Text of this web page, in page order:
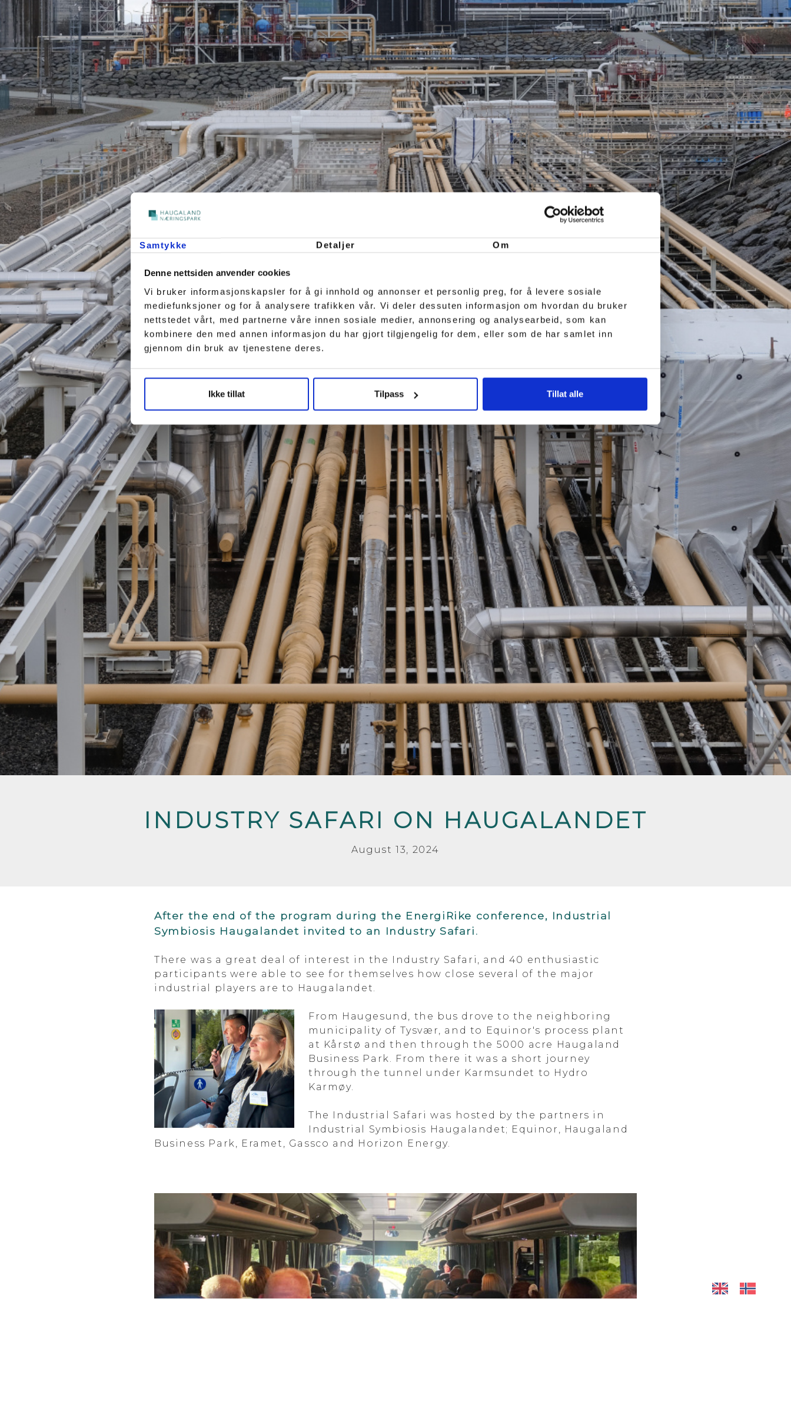
Samtykke Detaljer Om
Denne nettsiden anvender cookies
Vi bruker informasjonskapsler for å gi innhold og annonser et personlig preg, for å levere sosiale
mediefunksjoner og for å analysere trafikken vår. Vi deler dessuten informasjon om hvordan du bruker
nettstedet vårt, med partnerne våre innen sosiale medier, annonsering og analysearbeid, som kan
kombinere den med annen informasjon du har gjort tilgjengelig for dem, eller som de har samlet inn
gjennom din bruk av tjenestene deres.
Ikke tillat Tilpass Tillat alle
INDUSTRY SAFARI ON HAUGALANDET
August 13, 2024
After the end of the program during the EnergiRike conference, Industrial
Symbiosis Haugalandet invited to an Industry Safari.
There was a great deal of interest in the Industry Safari, and 40 enthusiastic
participants were able to see for themselves how close several of the major
industrial players are to Haugalandet.
From Haugesund, the bus drove to the neighboring
municipality of Tysvær, and to Equinor's process plant
at Kårstø and then through the 5000 acre Haugaland
Business Park. From there it was a short journey
through the tunnel under Karmsundet to Hydro
Karmøy.
The Industrial Safari was hosted by the partners in
Industrial Symbiosis Haugalandet; Equinor, Haugaland
Business Park, Eramet, Gassco and Horizon Energy.